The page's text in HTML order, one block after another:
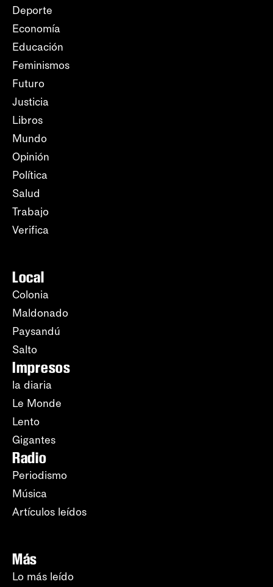
Deporte
Economía
Educación
Feminismos
Futuro
Justicia
Libros
Mundo
Opinión
Política
Salud
Trabajo
Verifica
Local
Colonia
Maldonado
Paysandú
Salto
Impresos
la diaria
Le Monde
Lento
Gigantes
Radio
Periodismo
Música
Artículos leídos
Más
Lo más leído